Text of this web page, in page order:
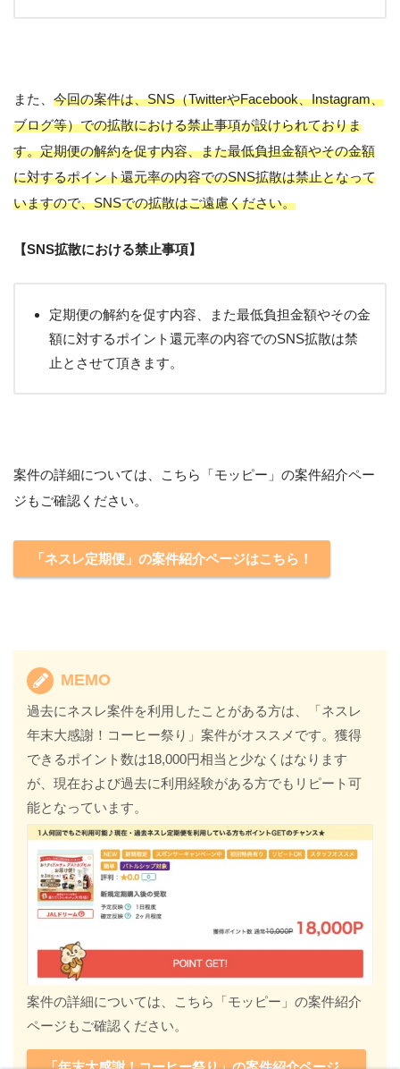
また、 今回の案件は、SNS（TwitterやFacebook、Instagram、
ブログ等）での拡散における禁止事項が設けられておりま
す。定期便の解約を促す内容、また最低負担金額やその金額
に対するポイント還元率の内容でのSNS拡散は禁止となって
いますので、SNSでの拡散はご遠慮ください。
【SNS拡散における禁止事項】
定期便の解約を促す内容、また最低負担金額やその金
額に対するポイント還元率の内容でのSNS拡散は禁
止とさせて頂きます。
案件の詳細については、こちら「モッピー」の案件紹介ペー
ジもご確認ください。
「ネスレ定期便」の案件紹介ページはこちら！
MEMO
過去にネスレ案件を利用したことがある方は、「ネスレ
年末大感謝！コーヒー祭り」案件がオススメです。獲得
できるポイント数は18,000円相当と少なくはなります
が、現在および過去に利用経験がある方でもリピート可
能となっています。
案件の詳細については、こちら「モッピー」の案件紹介
ページもご確認ください。